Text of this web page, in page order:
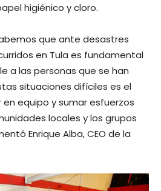
higiénico y cloro.
que ante desastres
en Tula es fundamental
a las personas que se han
situaciones difíciles es el
equipo y sumar esfuerzos
locales y los grupos
Enrique Alba, CEO de la